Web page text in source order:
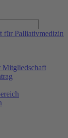
Mitgliedschaft